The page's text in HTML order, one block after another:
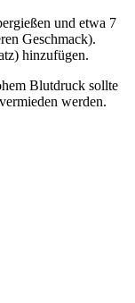
und etwa 7
Geschmack).
hinzufügen.
Blutdruck sollte
werden.